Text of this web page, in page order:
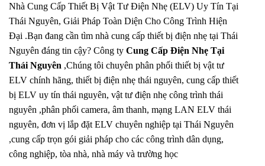
Nhà Cung Cấp Thiết Bị Vật Tư Điện Nhẹ (ELV) Uy Tín Tại
Thái Nguyên, Giải Pháp Toàn Diện Cho Công Trình Hiện
Đại .Bạn đang cần tìm nhà cung cấp thiết bị điện nhẹ tại Thái
Nguyên đáng tin cậy? Công ty Cung Cấp Điện Nhẹ Tại
Thái Nguyên ,Chúng tôi chuyên phân phối thiết bị vật tư
ELV chính hãng, thiết bị điện nhẹ thái nguyên, cung cấp thiết
bị ELV uy tín thái nguyên, vật tư điện nhẹ công trình thái
nguyên ,phân phối camera, âm thanh, mạng LAN ELV thái
nguyên, đơn vị lắp đặt ELV chuyên nghiệp tại Thái Nguyên
,cung cấp trọn gói giải pháp cho các công trình dân dụng,
công nghiệp, tòa nhà, nhà máy và trường học